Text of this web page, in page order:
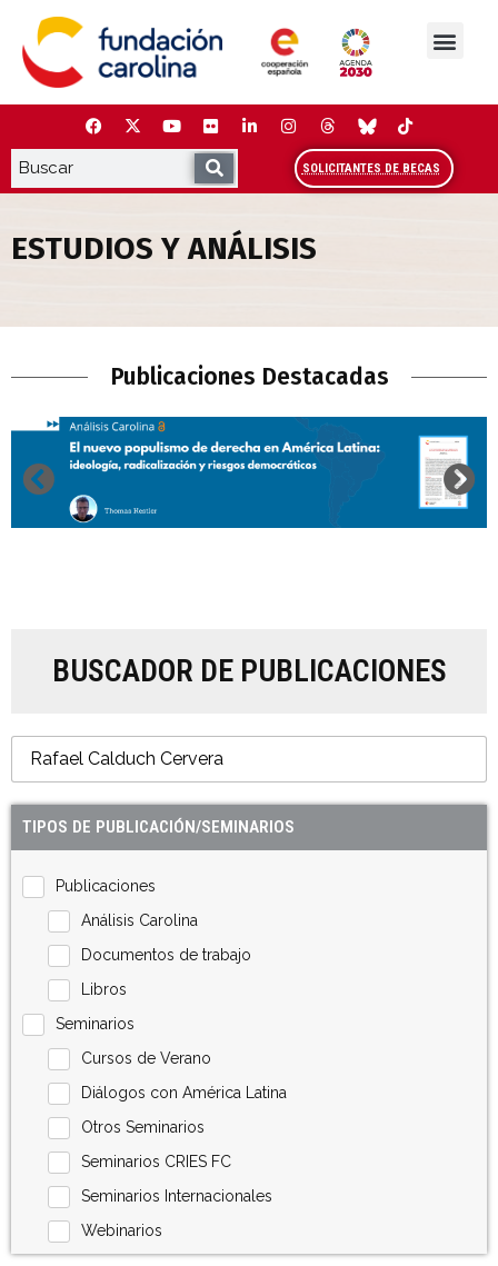
contenido
SOLICITANTES DE BECAS
ESTUDIOS Y ANÁLISIS
Publicaciones Destacadas
BUSCADOR DE PUBLICACIONES
TIPOS DE PUBLICACIÓN/SEMINARIOS
Publicaciones
Análisis Carolina
Documentos de trabajo
Libros
Seminarios
Cursos de Verano
Diálogos con América Latina
Otros Seminarios
Seminarios CRIES FC
Seminarios Internacionales
Webinarios